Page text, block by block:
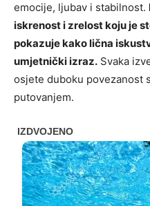
emocije, ljubav i stabilnost.
iskrenost i zrelost koju je
pokazuje kako lična
umjetnički izraz. Svaka
osjete duboku povezanost
putovanjem.